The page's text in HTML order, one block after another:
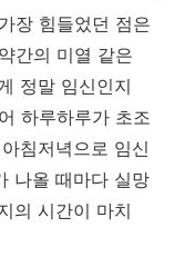
장 힘들었던 점은
간의 미열 같은
정말 임신인지
하루하루가 초조
침저녁으로 임신
나올 때마다 실망
의 시간이 마치